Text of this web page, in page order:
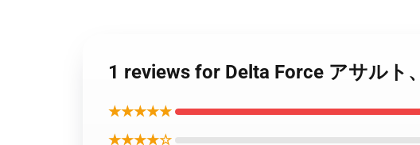
1 reviews for Delta Force アサルト
★★★★★
★★★★☆